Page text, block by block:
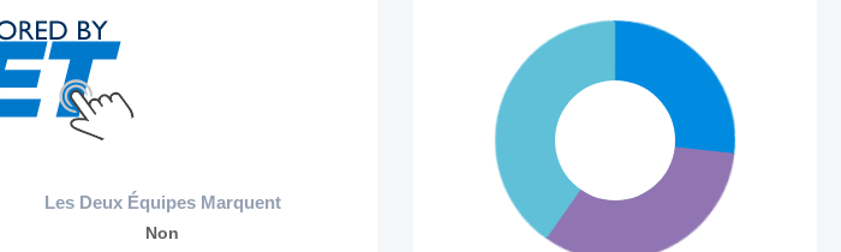
Les Deux Équipes Marquent
Non